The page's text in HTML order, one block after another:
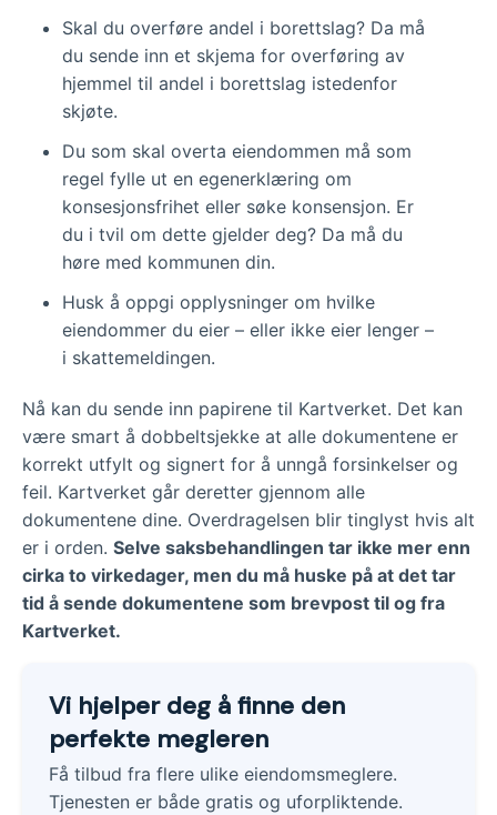
Skal du overføre andel i borettslag? Da må
du sende inn et skjema for overføring av
hjemmel til andel i borettslag istedenfor
skjøte.
Du som skal overta eiendommen må som
regel fylle ut en egenerklæring om
konsesjonsfrihet eller søke konsensjon. Er
du i tvil om dette gjelder deg? Da må du
høre med kommunen din.
Husk å oppgi opplysninger om hvilke
eiendommer du eier – eller ikke eier lenger –
i skattemeldingen.
Nå kan du sende inn papirene til Kartverket. Det kan
være smart å dobbeltsjekke at alle dokumentene er
korrekt utfylt og signert for å unngå forsinkelser og
feil. Kartverket går deretter gjennom alle
dokumentene dine. Overdragelsen blir tinglyst hvis alt
er i orden. Selve saksbehandlingen tar ikke mer enn
cirka to virkedager, men du må huske på at det tar
tid å sende dokumentene som brevpost til og fra
Kartverket.
Vi hjelper deg å finne den
perfekte megleren
Få tilbud fra flere ulike eiendomsmeglere.
Tjenesten er både gratis og uforpliktende.